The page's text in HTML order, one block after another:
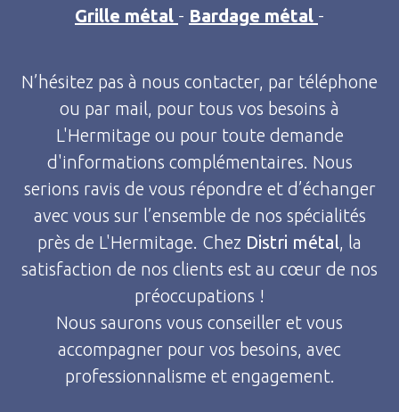
Grille métal - Bardage métal -
N’hésitez pas à nous contacter, par téléphone
ou par mail, pour tous vos besoins à
L'Hermitage ou pour toute demande
d'informations complémentaires. Nous
serions ravis de vous répondre et d’échanger
avec vous sur l’ensemble de nos spécialités
près de L'Hermitage. Chez Distri métal, la
satisfaction de nos clients est au cœur de nos
préoccupations !
Nous saurons vous conseiller et vous
accompagner pour vos besoins, avec
professionnalisme et engagement.